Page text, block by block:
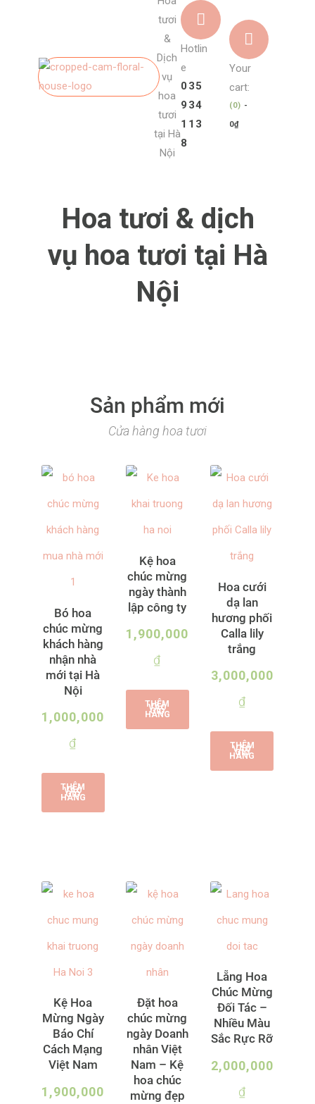
tươi
&
Dịch
vụ
hoa
tươi
tại Hà
Nội
Hotlin
e
035
934
113
8
Your
cart:
(0) -
0₫
Hoa tươi & dịch
vụ hoa tươi tại Hà
Nội
Sản phẩm mới
Cửa hàng hoa tươi
Bó hoa
chúc mừng
khách hàng
nhận nhà
mới tại Hà
Nội
1,000,000
₫
THÊM
VÀO
GIỎ
HÀNG
Kệ hoa
chúc mừng
ngày thành
lập công ty
1,900,000
₫
THÊM
VÀO
GIỎ
HÀNG
Hoa cưới
dạ lan
hương phối
Calla lily
trắng
3,000,000
₫
THÊM
VÀO
GIỎ
HÀNG
Kệ Hoa
Mừng Ngày
Báo Chí
Cách Mạng
Việt Nam
1,900,000
Đặt hoa
chúc mừng
ngày Doanh
nhân Việt
Nam – Kệ
hoa chúc
mừng đẹp
Lẵng Hoa
Chúc Mừng
Đối Tác –
Nhiều Màu
Sắc Rực Rỡ
2,000,000
₫